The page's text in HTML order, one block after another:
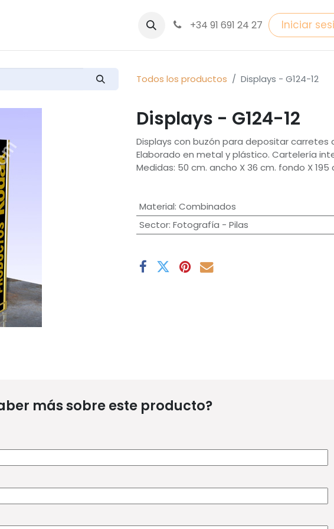
+34 91 691 24 27 Iniciar
Todos los productos Displays - G124-12
Displays - G124-12
Displays con buzón para depositar carretes
Elaborado en metal y plástico. Cartelería
Medidas: 50 cm. ancho X 36 cm. fondo X 195
Material: Combinados
Sector: Fotografía - Pilas
más sobre este producto?